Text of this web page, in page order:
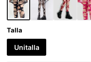
Talla
Unitalla